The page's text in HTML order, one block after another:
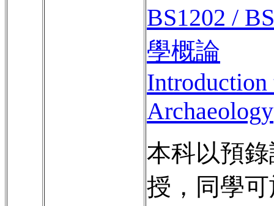
BS1202 /
學概論
Archaeology
本科以預
授，同學